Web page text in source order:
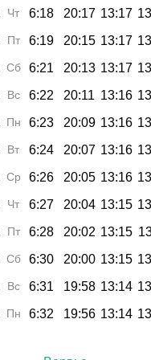
Чт 6:18 20:17 13:17
Пт 6:19 20:15 13:17
Сб 6:21 20:13 13:17
Вс 6:22 20:11 13:16
Пн 6:23 20:09 13:16
Вт 6:24 20:07 13:16
Ср 6:26 20:05 13:16
Чт 6:27 20:04 13:15
Пт 6:28 20:02 13:15
Сб 6:30 20:00 13:15
Вс 6:31 19:58 13:14
Пн 6:32 19:56 13:14